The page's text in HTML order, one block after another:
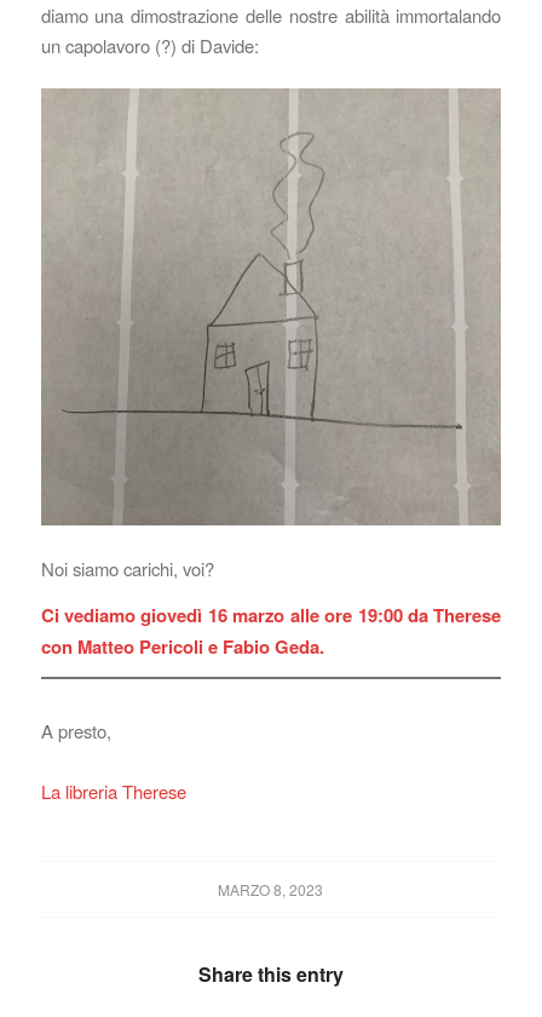
diamo una dimostrazione delle nostre abilità immortalando
un capolavoro (?) di Davide:
Noi siamo carichi, voi?
Ci vediamo giovedì 16 marzo alle ore 19:00 da Therese
con Matteo Pericoli e Fabio Geda.
A presto,
La libreria Therese
MARZO 8, 2023
Share this entry